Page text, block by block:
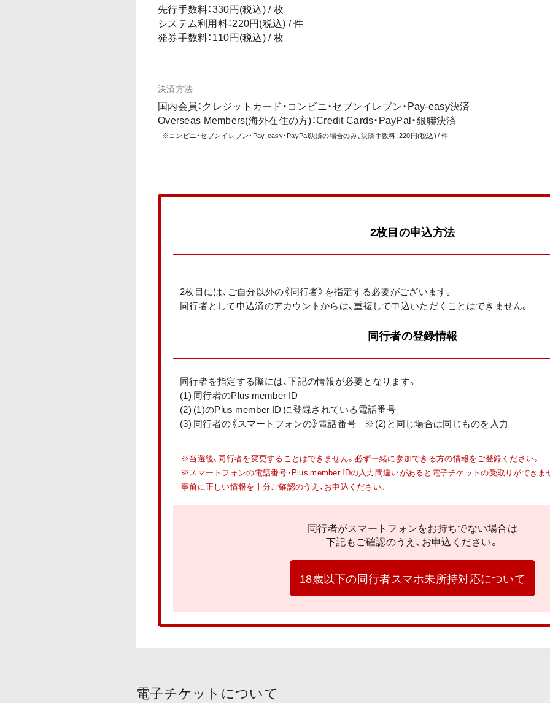
先行手数料：330円(税込) / 枚
システム利用料：220円(税込) / 件
発券手数料：110円(税込) / 枚
決済方法
国内会員：クレジットカード・コンビニ・セブンイレブン・Pay-easy決済
Overseas Members(海外在住の方)：Credit Cards・PayPal・銀聯決済
※コンビニ・セブンイレブン・Pay-easy・PayPal決済の場合のみ、決済手数料：220円(税込) / 件
2枚目の申込方法
2枚目には、ご自分以外の《同行者》を指定する必要がございます。
同行者として申込済のアカウントからは、重複して申込いただくことはできません。
同行者の登録情報
同行者を指定する際には、下記の情報が必要となります。
(1) 同行者のPlus member ID
(2) (1)のPlus member ID に登録されている電話番号
(3) 同行者の《スマートフォンの》電話番号 ※(2)と同じ場合は同じものを入力
※当選後、同行者を変更することはできません。必ず一緒に参加できる方の情報をご登録ください。
※スマートフォンの電話番号・Plus member IDの入力間違いがあると電子チケットの受取りができま
事前に正しい情報を十分ご確認のうえ、お申込ください。
同行者がスマートフォンをお持ちでない場合は
下記もご確認のうえ、お申込ください。
18歳以下の同行者スマホ未所持対応について
電子チケットについて